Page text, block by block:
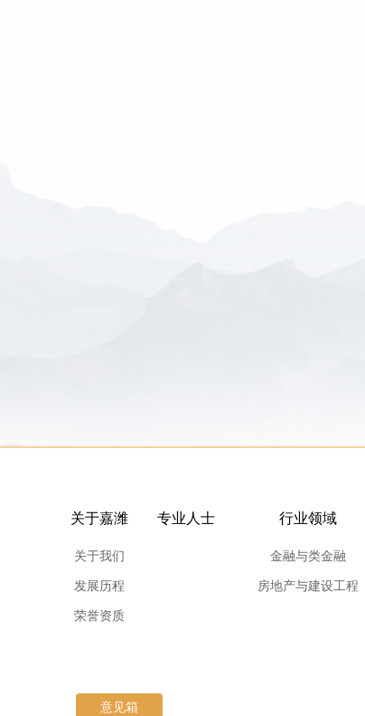
关于嘉潍
关于我们
发展历程
荣誉资质
专业人士 行业领域
金融与类金融
房地产与建设工程
意见箱